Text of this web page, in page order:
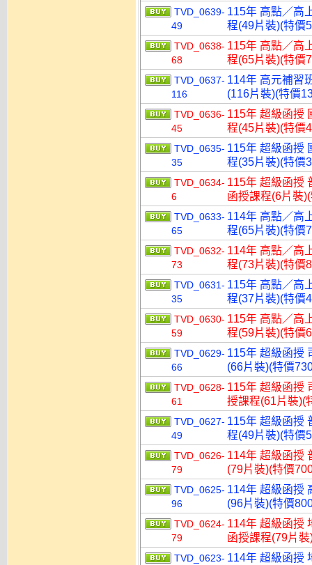
TVD_0639-
49
115年 高點／高
程(49片裝)(特價
TVD_0638-
68
115年 高點／高
程(65片裝)(特價
TVD_0637-
116
114年 高元補習
(116片裝)(特價
TVD_0636-
45
115年 超級函授
程(45片裝)(特價
TVD_0635-
35
115年 超級函授
程(35片裝)(特價
TVD_0634-
6
115年 超級函授
函授課程(6片裝
TVD_0633-
65
114年 高點／高
程(65片裝)(特價
TVD_0632-
73
114年 高點／高
程(73片裝)(特價
TVD_0631-
35
115年 高點／高
程(37片裝)(特價
TVD_0630-
59
115年 高點／高
程(59片裝)(特價
TVD_0629-
66
115年 超級函授
(66片裝)(特價
TVD_0628-
61
115年 超級函授
授課程(61片裝)(
TVD_0627-
49
115年 超級函授
程(49片裝)(特價
TVD_0626-
79
114年 超級函授
(79片裝)(特價
TVD_0625-
96
114年 超級函授
(96片裝)(特價
TVD_0624-
79
114年 超級函授
函授課程(79片
TVD_0623- 114年 超級函授